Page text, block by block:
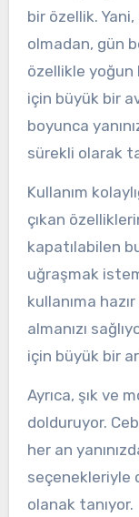
bir özellik.
olmadan, gün
özellikle yoğun
için büyük bir
boyunca
sürekli olarak
Kullanım
çıkan
kapatılabilen
uğraşmak
kullanıma
almanızı
için büyük bir
Ayrıca, şık ve
dolduruyor.
her an
seçenekleriyle
olanak tanıyor.